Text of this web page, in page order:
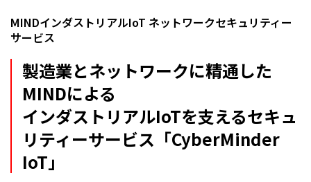
MINDインダストリアルIoT ネットワークセキュリティー
サービス
製造業とネットワークに精通した
MINDによる
インダストリアルIoTを支えるセキュ
リティーサービス「CyberMinder
IoT」